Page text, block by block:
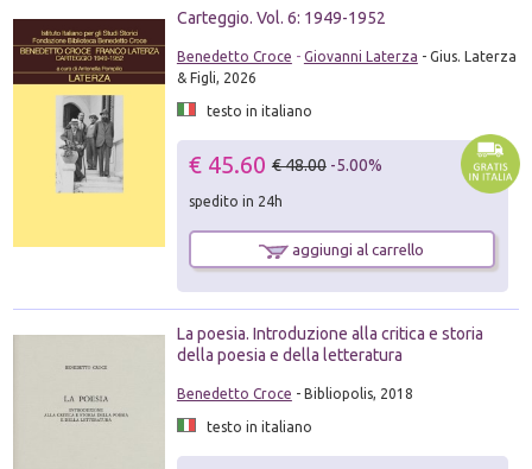
Carteggio. Vol. 6: 1949-1952
Benedetto Croce - Giovanni Laterza - Gius. Laterza
& Figli, 2026
testo in italiano
€ 45.60 € 48.00 -5.00%
spedito in 24h
aggiungi al carrello
La poesia. Introduzione alla critica e storia
della poesia e della letteratura
Benedetto Croce - Bibliopolis, 2018
testo in italiano